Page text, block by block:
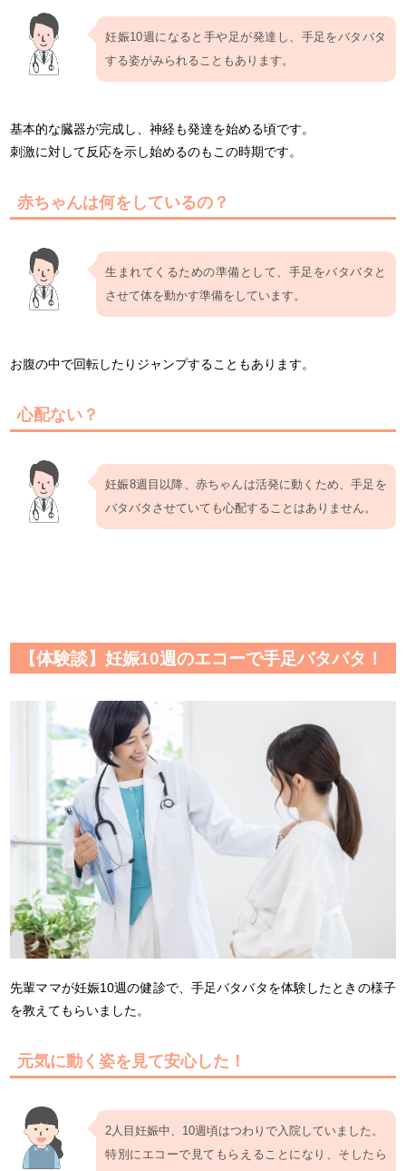
妊娠10週になると手や足が発達し、手足をバタバタ
する姿がみられることもあります。
基本的な臓器が完成し、神経も発達を始める頃です。
刺激に対して反応を示し始めるのもこの時期です。
赤ちゃんは何をしているの？
生まれてくるための準備として、手足をバタバタと
させて体を動かす準備をしています。
お腹の中で回転したりジャンプすることもあります。
心配ない？
妊娠8週目以降、赤ちゃんは活発に動くため、手足を
バタバタさせていても心配することはありません。
【体験談】妊娠10週のエコーで手足バタバタ！
先輩ママが妊娠10週の健診で、手足バタバタを体験したときの様子
を教えてもらいました。
元気に動く姿を見て安心した！
2人目妊娠中、10週頃はつわりで入院していました。
特別にエコーで見てもらえることになり、そしたら